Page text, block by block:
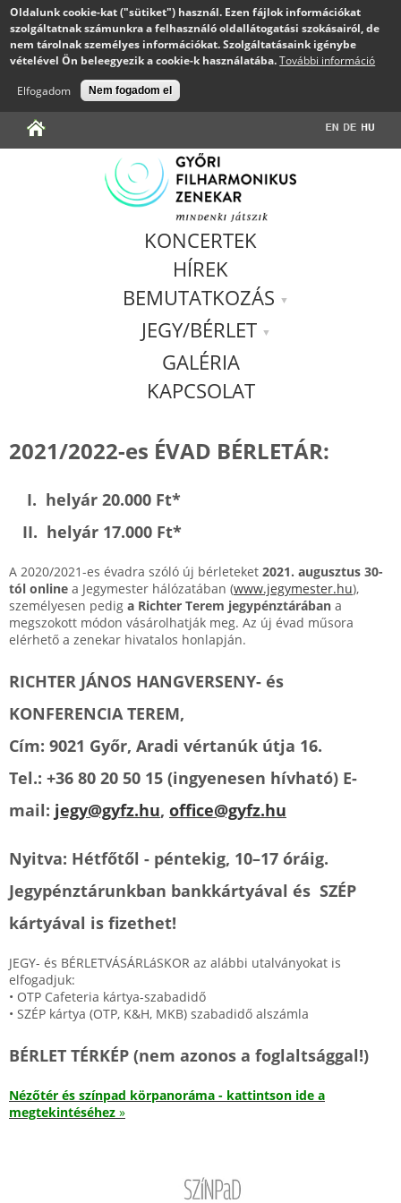
Oldalunk cookie-kat ("sütiket") használ. Ezen fájlok információkat
szolgáltatnak számunkra a felhasználó oldallátogatási szokásairól, de
nem tárolnak személyes információkat. Szolgáltatásaink igénybe
vételével Ön beleegyezik a cookie-k használatába.További információ
Elfogadom
Nem fogadom el
KONCERTEK
HÍREK
BEMUTATKOZÁS
JEGY/BÉRLET
GALÉRIA
KAPCSOLAT
2021/2022-es ÉVAD BÉRLETÁR:
I. helyár 20.000 Ft*
II. helyár 17.000 Ft*
A 2020/2021-es évadra szóló új bérleteket 2021. augusztus 30-
tól online a Jegymester hálózatában (www.jegymester.hu),
személyesen pedig a Richter Terem jegypénztárában a
megszokott módon vásárolhatják meg. Az új évad műsora
elérhető a zenekar hivatalos honlapján.
RICHTER JÁNOS HANGVERSENY- és
KONFERENCIA TEREM,
Cím: 9021 Győr, Aradi vértanúk útja 16.
Tel.: +36 80 20 50 15 (ingyenesen hívható) E-
mail: jegy@gyfz.hu, office@gyfz.hu
Nyitva: Hétfőtől - péntekig, 10–17 óráig.
Jegypénztárunkban bankkártyával és SZÉP
kártyával is fizethet!
JEGY- és BÉRLETVÁSÁRLáSKOR az alábbi utalványokat is
elfogadjuk:
• OTP Cafeteria kártya-szabadidő
• SZÉP kártya (OTP, K&H, MKB) szabadidő alszámla
BÉRLET TÉRKÉP (nem azonos a foglaltsággal!)
Nézőtér és színpad körpanoráma - kattintson ide a
megtekintéséhez »